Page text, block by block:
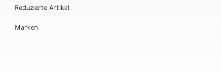
Reduzierte Artikel
Marken